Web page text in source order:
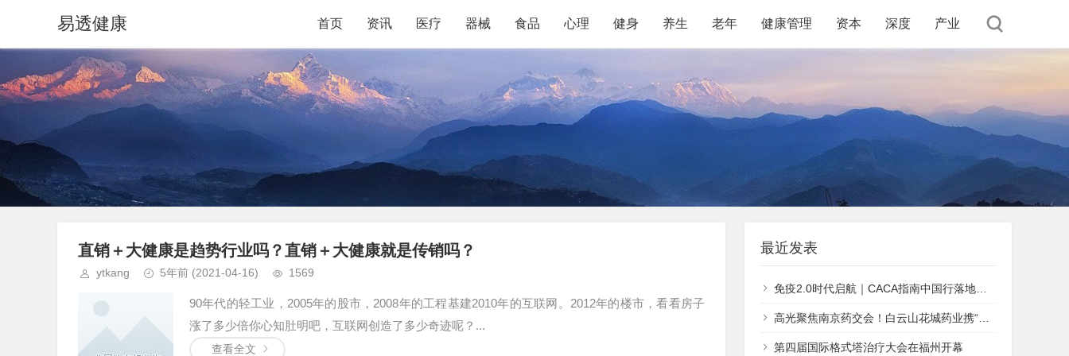
易透健康 首页 资讯 医疗 器械 食品 心理 健身 养生 老年 健康管理 资本 深度 产业
直销＋大健康是趋势行业吗？直销＋大健康就是传销吗？
ytkang 5年前 (2021-04-16) 1569
90年代的轻工业，2005年的股市，2008年的工程基建2010年的互联网。2012年的楼市，看看房子
涨了多少倍你心知肚明吧，互联网创造了多少奇迹呢？...
查看全文
最近发表
免疫2.0时代启航｜CACA指南中国行落地广州，聚焦肺鳞癌治疗新标准
高光聚焦南京药交会！白云山花城药业携“五大明星产品”再次登榜
第四届国际格式塔治疗大会在福州开幕